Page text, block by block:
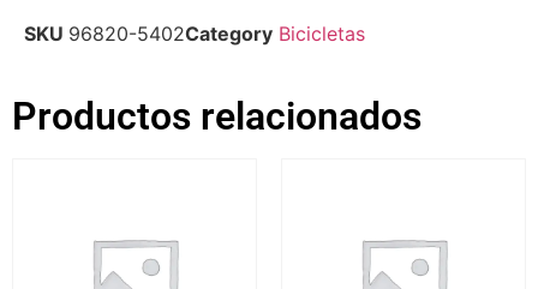
SKU 96820-5402Category Bicicletas
Productos relacionados